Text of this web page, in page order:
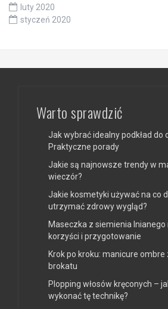
luty 2020
styczeń 2020
Warto sprawdzić
Jak wybrać idealny podkład do
Praktyczne porady
Jakie są najnowsze trendy w
wieczór?
Jakie kosmetyki używać na co
utrzymać zdrowy wygląd?
Maseczka z siemienia lnianego
korzyści i przygotowanie
Krok po kroku: manicure
brokatu
Plopping włosów kręconych –
wykonać tę technikę?